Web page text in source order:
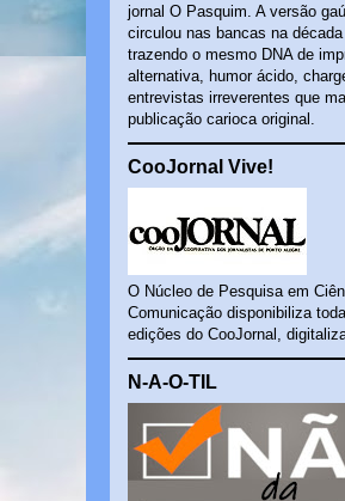
jornal O Pasquim. A versão
circulou nas bancas na década
trazendo o mesmo DNA de
alternativa, humor ácido,
entrevistas irreverentes que
publicação carioca original.
CooJornal Vive!
O Núcleo de Pesquisa em
Comunicação disponibiliza
edições do CooJornal,
N-A-O-TIL